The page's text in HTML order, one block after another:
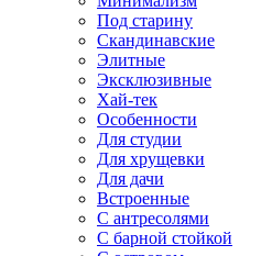
Под старину
Скандинавские
Элитные
Эксклюзивные
Хай-тек
Особенности
Для студии
Для хрущевки
Для дачи
Встроенные
С антресолями
С барной стойкой